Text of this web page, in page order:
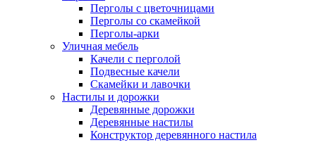
Перголы с цветочницами
Перголы со скамейкой
Перголы-арки
Уличная мебель
Качели с перголой
Подвесные качели
Скамейки и лавочки
Настилы и дорожки
Деревянные дорожки
Деревянные настилы
Конструктор деревянного настила